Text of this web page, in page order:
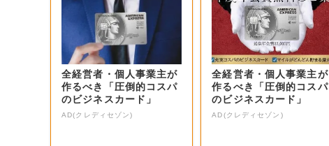
全経営者・個人事業主が
作るべき「圧倒的コスパ
のビジネスカード」
AD(クレディセゾン)
全経営者・個人事業主が
作るべき「圧倒的コスパ
のビジネスカード」
AD(クレディセゾン)